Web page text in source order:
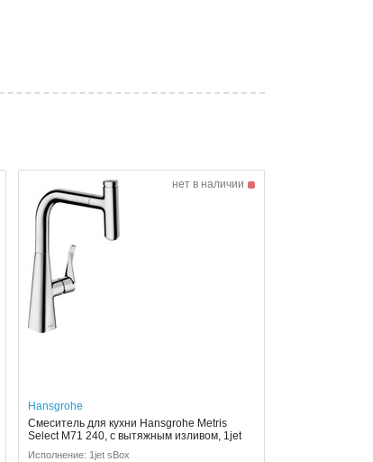
нет в наличии
Hansgrohe
Смеситель для кухни Hansgrohe Metris
Select M71 240, с вытяжным изливом, 1jet
Исполнение: 1jet sBox